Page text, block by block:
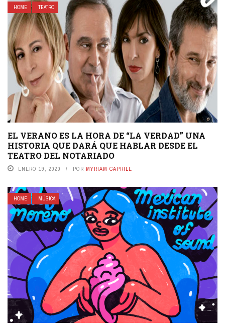
HOME TEATRO
EL VERANO ES LA HORA DE “LA VERDAD” UNA
HISTORIA QUE DARÁ QUE HABLAR DESDE EL
TEATRO DEL NOTARIADO
ENERO 19, 2020 POR MYRIAM CAPRILE
HOME MÚSICA